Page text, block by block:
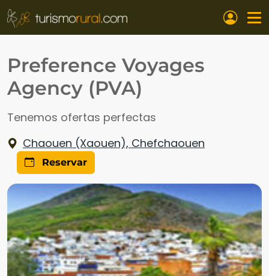
Pasar al contenido principal
Preference Voyages
Agency (PVA)
Tenemos ofertas perfectas
Chaouen (Xaouen), Chefchaouen
Reservar